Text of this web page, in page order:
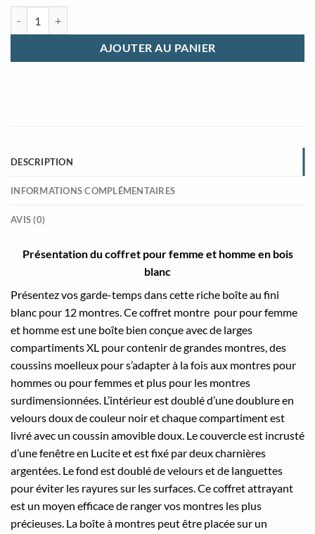
AJOUTER AU PANIER
DESCRIPTION
INFORMATIONS COMPLÉMENTAIRES
AVIS (0)
Présentation du coffret pour femme et homme en bois
blanc
Présentez vos garde-temps dans cette riche boîte au fini
blanc pour 12 montres. Ce coffret montre pour pour femme
et homme est une boîte bien conçue avec de larges
compartiments XL pour contenir de grandes montres, des
coussins moelleux pour s’adapter à la fois aux montres pour
hommes ou pour femmes et plus pour les montres
surdimensionnées. L’intérieur est doublé d’une doublure en
velours doux de couleur noir et chaque compartiment est
livré avec un coussin amovible doux. Le couvercle est incrusté
d’une fenêtre en Lucite et est fixé par deux charnières
argentées. Le fond est doublé de velours et de languettes
pour éviter les rayures sur les surfaces.Ce coffret attrayant
est un moyen efficace de ranger vos montres les plus
précieuses. La boîte à montres peut être placée sur un